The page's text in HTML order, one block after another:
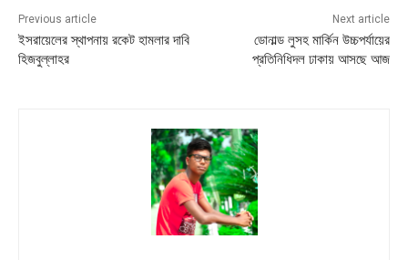
Previous article
ইসরায়েলের স্থাপনায় রকেট হামলার দাবি
হিজবুল্লাহর
Next article
ডোনাল্ড লুসহ মার্কিন উচ্চপর্যায়ের
প্রতিনিধিদল ঢাকায় আসছে আজ